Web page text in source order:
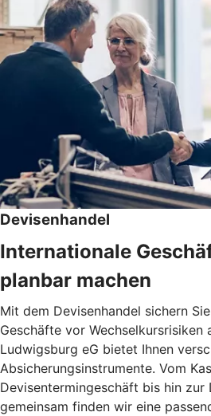
Devisenhandel
Internationale
planbar machen
Mit dem Devisenhandel sichern
Geschäfte vor Wechselkursrisiken
Ludwigsburg eG bietet Ihnen
Absicherungsinstrumente. Vom
Devisentermingeschäft bis hin zur
gemeinsam finden wir eine